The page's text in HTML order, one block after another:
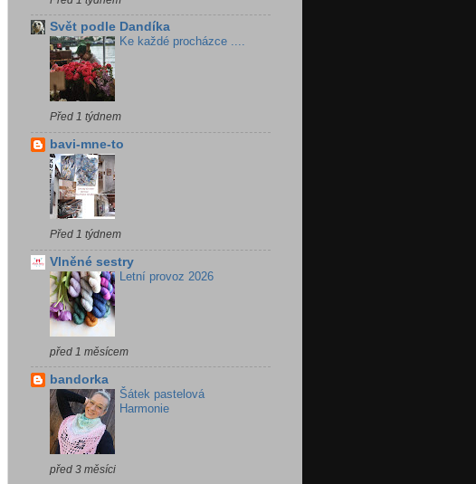
Svět podle Dandíka
Ke každé procházce ....
Před 1 týdnem
bavi-mne-to
Před 1 týdnem
Vlněné sestry
Letní provoz 2026
před 1 měsícem
bandorka
Šátek pastelová
Harmonie
před 3 měsíci